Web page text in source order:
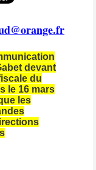
devant
du
le 16 mars
les